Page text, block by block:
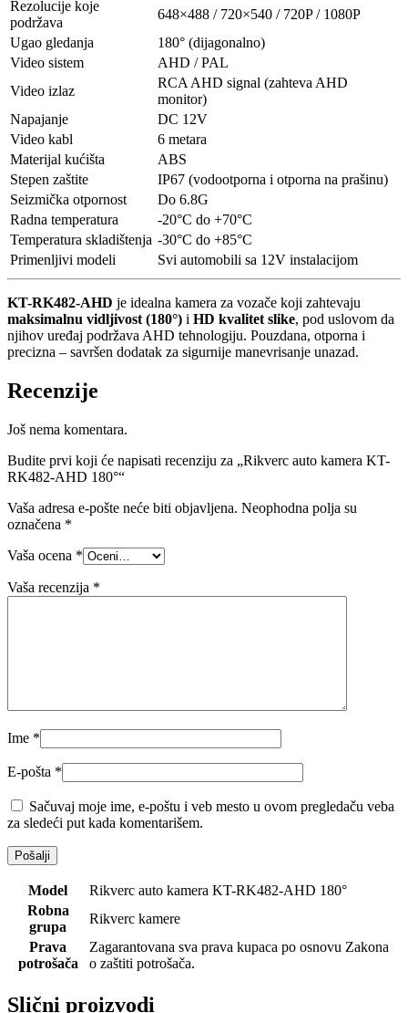
Rezolucije koje
podržava
648×488 / 720×540 / 720P / 1080P
Ugao gledanja
180° (dijagonalno)
Video sistem
AHD / PAL
Video izlaz
RCA AHD signal (zahteva AHD
monitor)
Napajanje
DC 12V
Video kabl
6 metara
Materijal kućišta
ABS
Stepen zaštite
IP67 (vodootporna i otporna na prašinu)
Seizmička otpornost
Do 6.8G
Radna temperatura
-20°C do +70°C
Temperatura skladištenja -30°C do +85°C
Primenljivi modeli
Svi automobili sa 12V instalacijom
KT-RK482-AHD je idealna kamera za vozače koji zahtevaju
maksimalnu vidljivost (180°) i HD kvalitet slike, pod uslovom da
njihov uređaj podržava AHD tehnologiju. Pouzdana, otporna i
precizna – savršen dodatak za sigurnije manevrisanje unazad.
Recenzije
Još nema komentara.
Budite prvi koji će napisati recenziju za „Rikverc auto kamera KT-
RK482-AHD 180°“
Vaša adresa e-pošte neće biti objavljena. Neophodna polja su
označena *
Vaša ocena *
Vaša recenzija *
Ime *
E-pošta *
Sačuvaj moje ime, e-poštu i veb mesto u ovom pregledaču veba
za sledeći put kada komentarišem.
Model
Rikverc auto kamera KT-RK482-AHD 180°
Robna
grupa
Rikverc kamere
Prava
potrošača
Zagarantovana sva prava kupaca po osnovu Zakona
o zaštiti potrošača.
Slični proizvodi